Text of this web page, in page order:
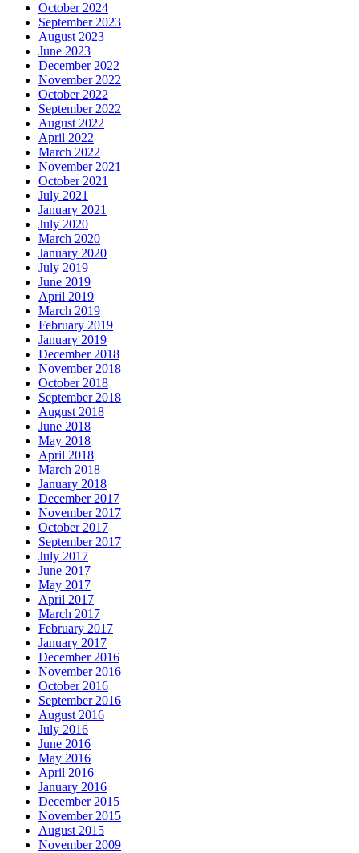
October 2024
September 2023
August 2023
June 2023
December 2022
November 2022
October 2022
September 2022
August 2022
April 2022
March 2022
November 2021
October 2021
July 2021
January 2021
July 2020
March 2020
January 2020
July 2019
June 2019
April 2019
March 2019
February 2019
January 2019
December 2018
November 2018
October 2018
September 2018
August 2018
June 2018
May 2018
April 2018
March 2018
January 2018
December 2017
November 2017
October 2017
September 2017
July 2017
June 2017
May 2017
April 2017
March 2017
February 2017
January 2017
December 2016
November 2016
October 2016
September 2016
August 2016
July 2016
June 2016
May 2016
April 2016
January 2016
December 2015
November 2015
August 2015
November 2009